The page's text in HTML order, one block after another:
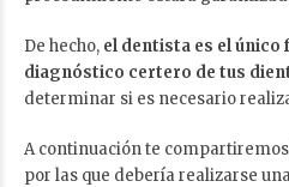
De hecho, el dentista es el único
diagnóstico certero de tus
determinar si es necesario
A continuación te
por las que debería realizarse